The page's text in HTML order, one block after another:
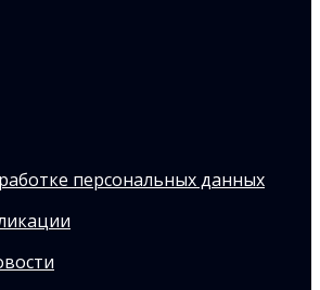
персональных данных